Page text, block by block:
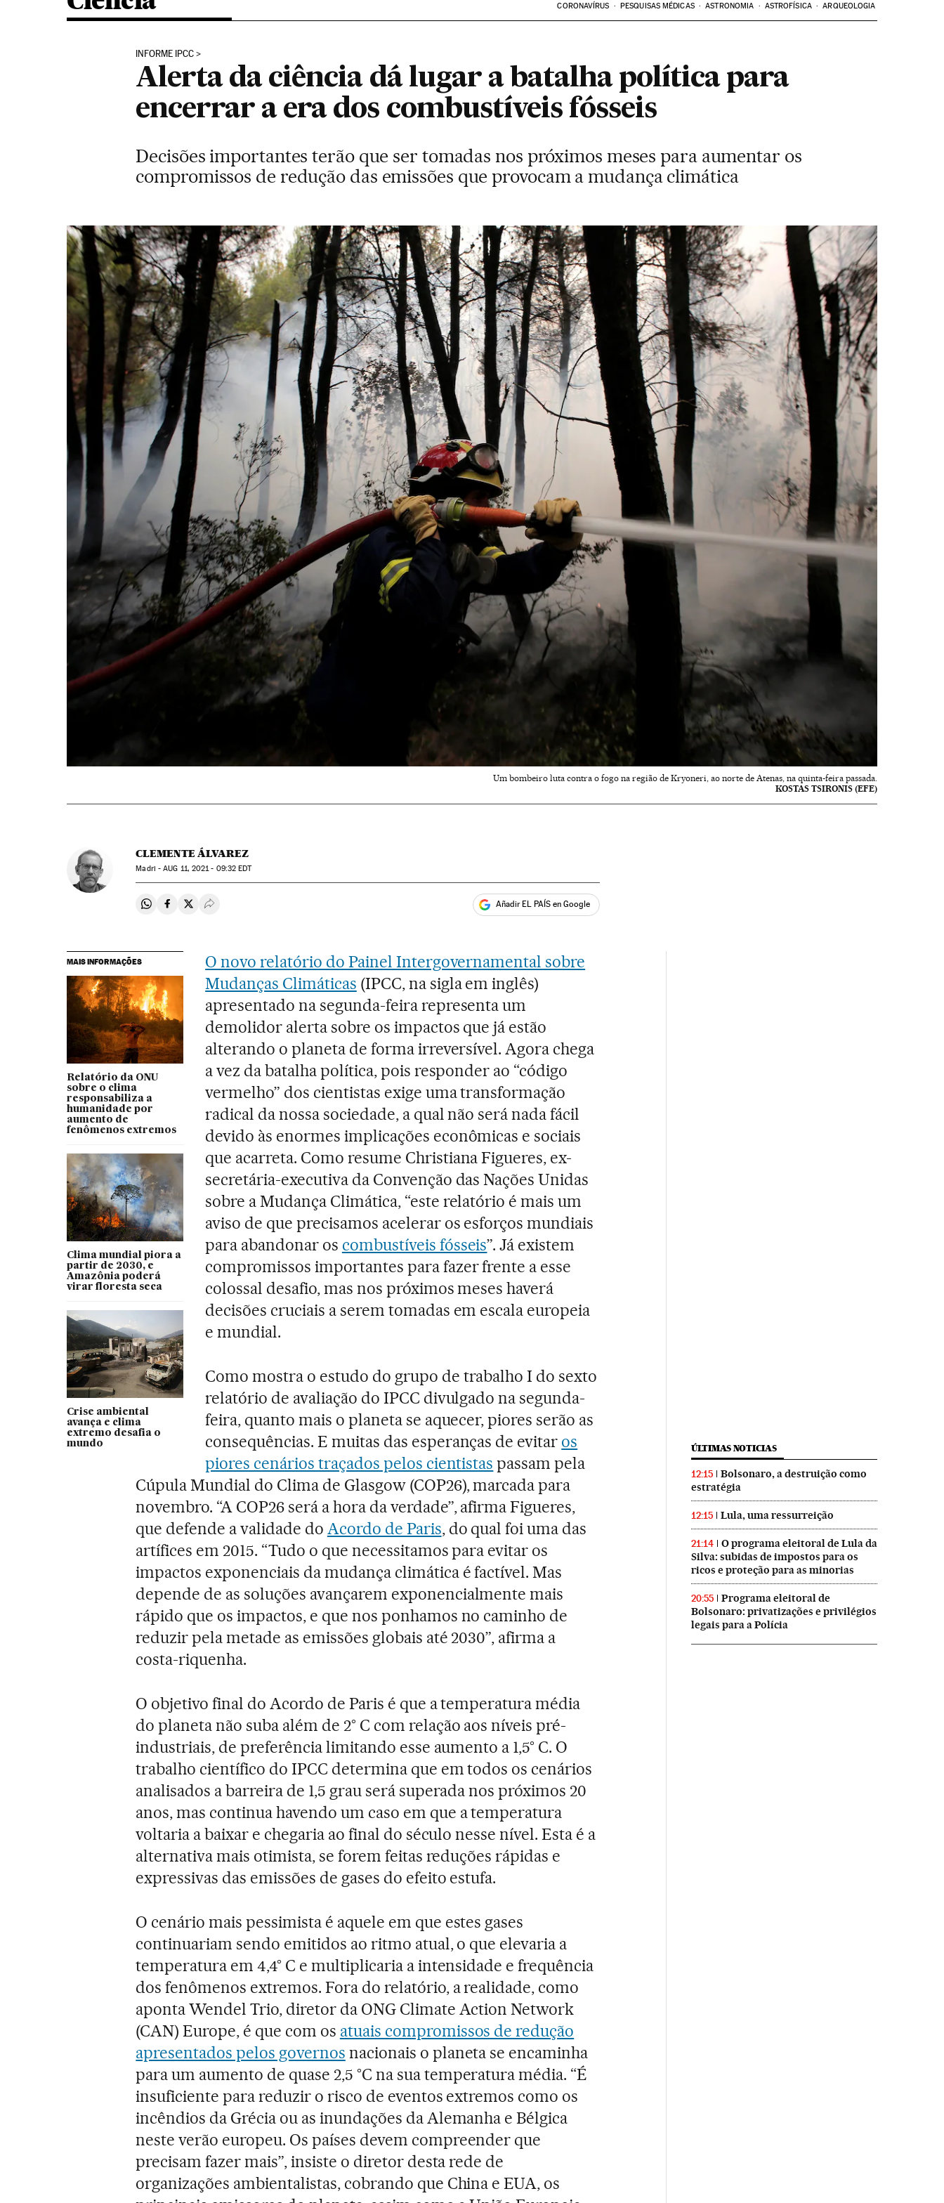
CORONAVÍRUS PESQUISAS MÉDICAS ASTRONOMIA ASTROFÍSICA ARQUEOLOGIA
INFORME IPCC
Alerta da ciência dá lugar a batalha política para
encerrar a era dos combustíveis fósseis
Decisões importantes terão que ser tomadas nos próximos meses para aumentar os
compromissos de redução das emissões que provocam a mudança climática
Um bombeiro luta contra o fogo na região de Kryoneri, ao norte de Atenas, na quinta-feira passada.
KOSTAS TSIRONIS (EFE)
CLEMENTE ÁLVAREZ
Madri -AUG 11, 2021 - 09:32 EDT
Compartir en Whatsapp
Compartir en Facebook
Compartir en Twitter
Desplegar Redes Sociales Añadir EL PAÍS en Google
MAIS INFORMAÇÕES
Relatório da ONU
sobre o clima
responsabiliza a
humanidade por
aumento de
fenômenos extremos
Clima mundial piora a
partir de 2030, e
Amazônia poderá
virar floresta seca
Crise ambiental
avança e clima
extremo desafia o
mundo
O novo relatório do Painel Intergovernamental sobre
Mudanças Climáticas (IPCC, na sigla em inglês)
apresentado na segunda-feira representa um
demolidor alerta sobre os impactos que já estão
alterando o planeta de forma irreversível. Agora chega
a vez da batalha política, pois responder ao “código
vermelho” dos cientistas exige uma transformação
radical da nossa sociedade, a qual não será nada fácil
devido às enormes implicações econômicas e sociais
que acarreta. Como resume Christiana Figueres, ex-
secretária-executiva da Convenção das Nações Unidas
sobre a Mudança Climática, “este relatório é mais um
aviso de que precisamos acelerar os esforços mundiais
para abandonar os combustíveis fósseis”. Já existem
compromissos importantes para fazer frente a esse
colossal desafio, mas nos próximos meses haverá
decisões cruciais a serem tomadas em escala europeia
e mundial.
Como mostra o estudo do grupo de trabalho I do sexto
relatório de avaliação do IPCC divulgado na segunda-
feira, quanto mais o planeta se aquecer, piores serão as
consequências. E muitas das esperanças de evitar os
piores cenários traçados pelos cientistas passam pela
Cúpula Mundial do Clima de Glasgow (COP26), marcada para
novembro. “A COP26 será a hora da verdade”, afirma Figueres,
que defende a validade do Acordo de Paris, do qual foi uma das
artífices em 2015. “Tudo o que necessitamos para evitar os
impactos exponenciais da mudança climática é factível. Mas
depende de as soluções avançarem exponencialmente mais
rápido que os impactos, e que nos ponhamos no caminho de
reduzir pela metade as emissões globais até 2030”, afirma a
costa-riquenha.
O objetivo final do Acordo de Paris é que a temperatura média
do planeta não suba além de 2° C com relação aos níveis pré-
industriais, de preferência limitando esse aumento a 1,5° C. O
trabalho científico do IPCC determina que em todos os cenários
analisados a barreira de 1,5 grau será superada nos próximos 20
anos, mas continua havendo um caso em que a temperatura
voltaria a baixar e chegaria ao final do século nesse nível. Esta é a
alternativa mais otimista, se forem feitas reduções rápidas e
expressivas das emissões de gases do efeito estufa.
O cenário mais pessimista é aquele em que estes gases
continuariam sendo emitidos ao ritmo atual, o que elevaria a
temperatura em 4,4° C e multiplicaria a intensidade e frequência
dos fenômenos extremos. Fora do relatório, a realidade, como
aponta Wendel Trio, diretor da ONG Climate Action Network
(CAN) Europe, é que com os atuais compromissos de redução
apresentados pelos governos nacionais o planeta se encaminha
para um aumento de quase 2,5 °C na sua temperatura média. “É
insuficiente para reduzir o risco de eventos extremos como os
incêndios da Grécia ou as inundações da Alemanha e Bélgica
neste verão europeu. Os países devem compreender que
precisam fazer mais”, insiste o diretor desta rede de
organizações ambientalistas, cobrando que China e EUA, os
ÚLTIMAS NOTICIAS
12:15
Bolsonaro, a destruição como
estratégia
12:15 Lula, uma ressurreição
21:14
O programa eleitoral de Lula da
Silva: subidas de impostos para os
ricos e proteção para as minorias
20:55
Programa eleitoral de
Bolsonaro: privatizações e privilégios
legais para a Polícia